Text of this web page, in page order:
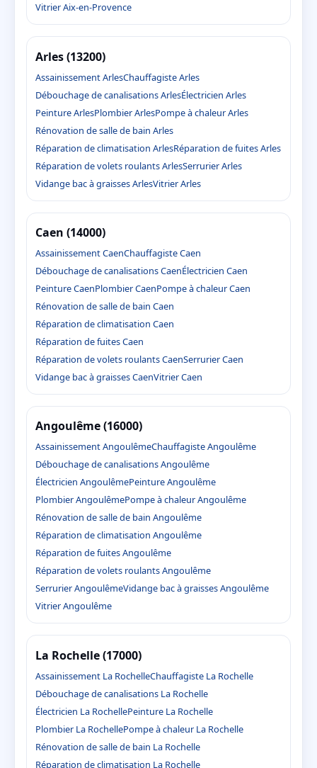
Vitrier Aix-en-Provence
Arles (13200)
Assainissement ArlesChauffagiste Arles
Débouchage de canalisations ArlesÉlectricien Arles
Peinture ArlesPlombier ArlesPompe à chaleur Arles
Rénovation de salle de bain Arles
Réparation de climatisation ArlesRéparation de fuites Arles
Réparation de volets roulants ArlesSerrurier Arles
Vidange bac à graisses ArlesVitrier Arles
Caen (14000)
Assainissement CaenChauffagiste Caen
Débouchage de canalisations CaenÉlectricien Caen
Peinture CaenPlombier CaenPompe à chaleur Caen
Rénovation de salle de bain Caen
Réparation de climatisation Caen
Réparation de fuites Caen
Réparation de volets roulants CaenSerrurier Caen
Vidange bac à graisses CaenVitrier Caen
Angoulême (16000)
Assainissement AngoulêmeChauffagiste Angoulême
Débouchage de canalisations Angoulême
Électricien AngoulêmePeinture Angoulême
Plombier AngoulêmePompe à chaleur Angoulême
Rénovation de salle de bain Angoulême
Réparation de climatisation Angoulême
Réparation de fuites Angoulême
Réparation de volets roulants Angoulême
Serrurier AngoulêmeVidange bac à graisses Angoulême
Vitrier Angoulême
La Rochelle (17000)
Assainissement La RochelleChauffagiste La Rochelle
Débouchage de canalisations La Rochelle
Électricien La RochellePeinture La Rochelle
Plombier La RochellePompe à chaleur La Rochelle
Rénovation de salle de bain La Rochelle
Réparation de climatisation La Rochelle